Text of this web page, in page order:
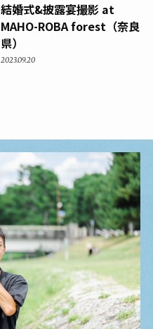
結婚式&披露宴撮影 at
MAHO-ROBA forest（奈良
県）
2023.09.20